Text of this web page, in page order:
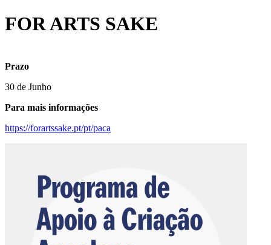
FOR ARTS SAKE
Prazo
30 de Junho
Para mais informações
https://forartssake.pt/pt/paca